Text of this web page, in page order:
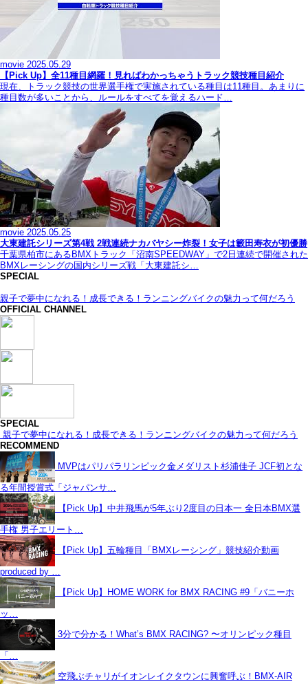
movie 2025.05.29
【Pick Up】全11種目網羅！見ればわかっちゃうトラック競技種目紹介
現在、トラック競技の世界選手権で実施されている種目は11種目。あまりに
種目数が多いことから、ルールをすべてを覚えるハード…
movie 2025.05.25
大東建託シリーズ第4戦 2戦連続ナカバヤシー炸裂！女子は籔田寿衣が初優勝
千葉県柏市にあるBMXトラック「沼南SPEEDWAY」で2日連続で開催された
BMXレーシングの国内シリーズ戦「大東建託シ…
SPECIAL
親子で夢中になれる！成長できる！ランニングバイクの魅力って何だろう
OFFICIAL CHANNEL
SPECIAL
親子で夢中になれる！成長できる！ランニングバイクの魅力って何だろう
RECOMMEND
MVPはパリパラリンピック金メダリスト杉浦佳子 JCF初とな
る年間授賞式「ジャパンサ…
【Pick Up】中井飛馬が5年ぶり2度目の日本一 全日本BMX選
手権 男子エリート…
【Pick Up】五輪種目「BMXレーシング」競技紹介動画
produced by …
【Pick Up】HOME WORK for BMX RACING #9「バニーホ
ッ…
3分で分かる！What’s BMX RACING? 〜オリンピック種目
「…
空飛ぶチャリがイオンレイクタウンに興奮呼ぶ！BMX-AIR